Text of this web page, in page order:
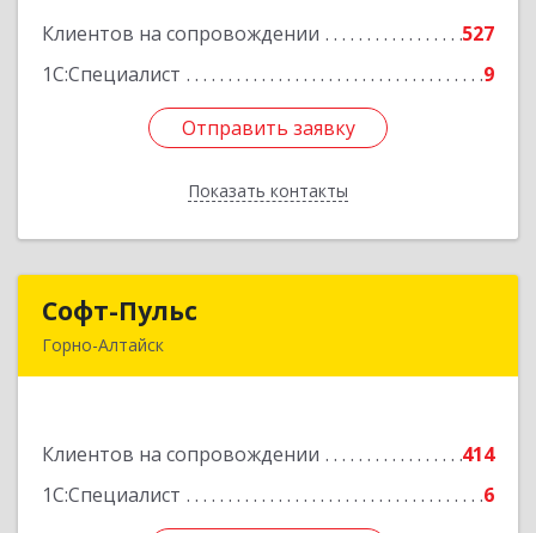
Клиентов на сопровождении
527
1С:Специалист
9
Отправить заявку
Показать контакты
Подробнее
Отправить заявку
Назад
Софт-Пульс
Горно-Алтайск
Клиентов на сопровождении
414
1С:Специалист
6
Подробнее